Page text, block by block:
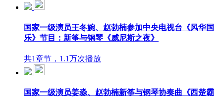
国家一级演员王冬婉、赵勃楠参加中央电视台《风华国
乐》节目：新筝与钢琴《威尼斯之夜》
共1章节，1.1万次播放
国家一级演员姜淼、赵勃楠新筝与钢琴协奏曲《西楚霸